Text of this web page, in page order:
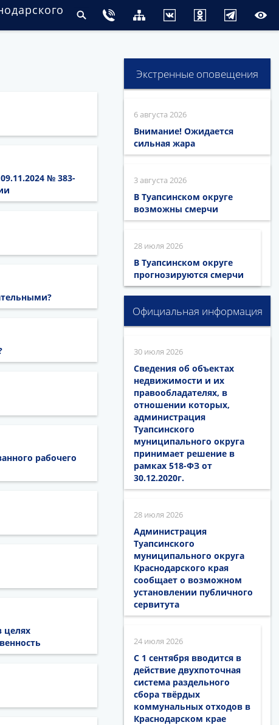
№ 383-
рабочего
целях
Экстренные оповещения
6 августа 2026
Внимание! Ожидается
сильная жара
3 августа 2026
В Туапсинском округе
возможны смерчи
28 июля 2026
В Туапсинском округе
прогнозируются смерчи
Официальная информация
30 июля 2026
Сведения об объектах
недвижимости и их
правообладателях, в
отношении которых,
администрация
Туапсинского
муниципального округа
принимает решение в
рамках 518-ФЗ от
30.12.2020г.
28 июля 2026
Администрация
Туапсинского
муниципального округа
Краснодарского края
сообщает о возможном
установлении публичного
сервитута
24 июля 2026
С 1 сентября вводится в
действие двухпоточная
система раздельного
сбора твёрдых
коммунальных отходов в
Краснодарском крае